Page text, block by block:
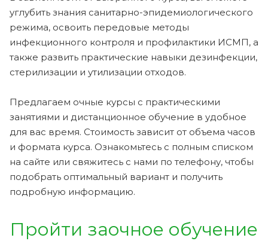
углубить знания санитарно-эпидемиологического
режима, освоить передовые методы
инфекционного контроля и профилактики ИСМП, а
также развить практические навыки дезинфекции,
стерилизации и утилизации отходов.
Предлагаем очные курсы с практическими
занятиями и дистанционное обучение в удобное
для вас время. Стоимость зависит от объема часов
и формата курса. Ознакомьтесь с полным списком
на сайте или свяжитесь с нами по телефону, чтобы
подобрать оптимальный вариант и получить
подробную информацию.
Пройти заочное обучение